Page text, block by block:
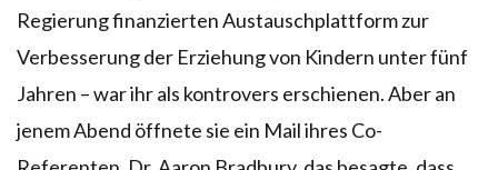
Regierung finanzierten Austauschplattform zur
Verbesserung der Erziehung von Kindern unter fünf
Jahren – war ihr als kontrovers erschienen. Aber an
jenem Abend öffnete sie ein Mail ihres Co-